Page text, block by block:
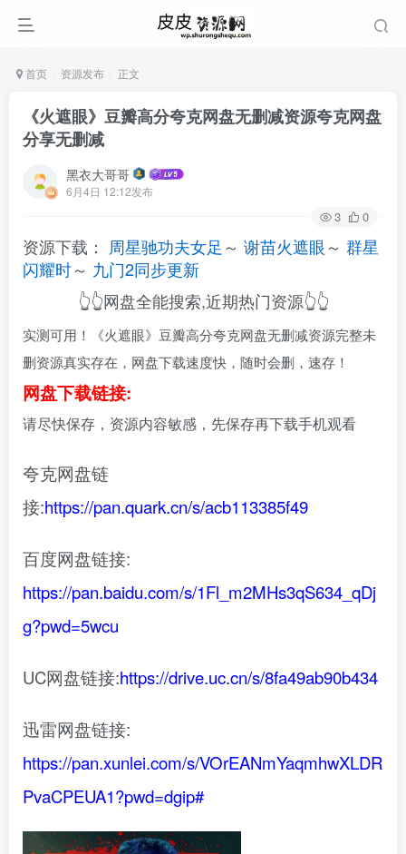
首页 资源发布 正文
《火遮眼》豆瓣高分夸克网盘无删减资源夸克网盘
分享无删减
黑衣大哥哥
6月4日 12:12发布
3 0
资源下载： 周星驰功夫女足 ～ 谢苗火遮眼～ 群星
闪耀时～ 九门2同步更新
👆👆网盘全能搜索,近期热门资源👆👆
实测可用！《火遮眼》豆瓣高分夸克网盘无删减资源完整未
删资源真实存在，网盘下载速度快，随时会删，速存！
网盘下载链接:
请尽快保存，资源内容敏感，先保存再下载手机观看
夸克网盘链
接:https://pan.quark.cn/s/acb113385f49
百度网盘链接:
https://pan.baidu.com/s/1Fl_m2MHs3qS634_qDj
g?pwd=5wcu
UC网盘链接:https://drive.uc.cn/s/8fa49ab90b434
迅雷网盘链接:
https://pan.xunlei.com/s/VOrEANmYaqmhwXLDR
PvaCPEUA1?pwd=dgip#